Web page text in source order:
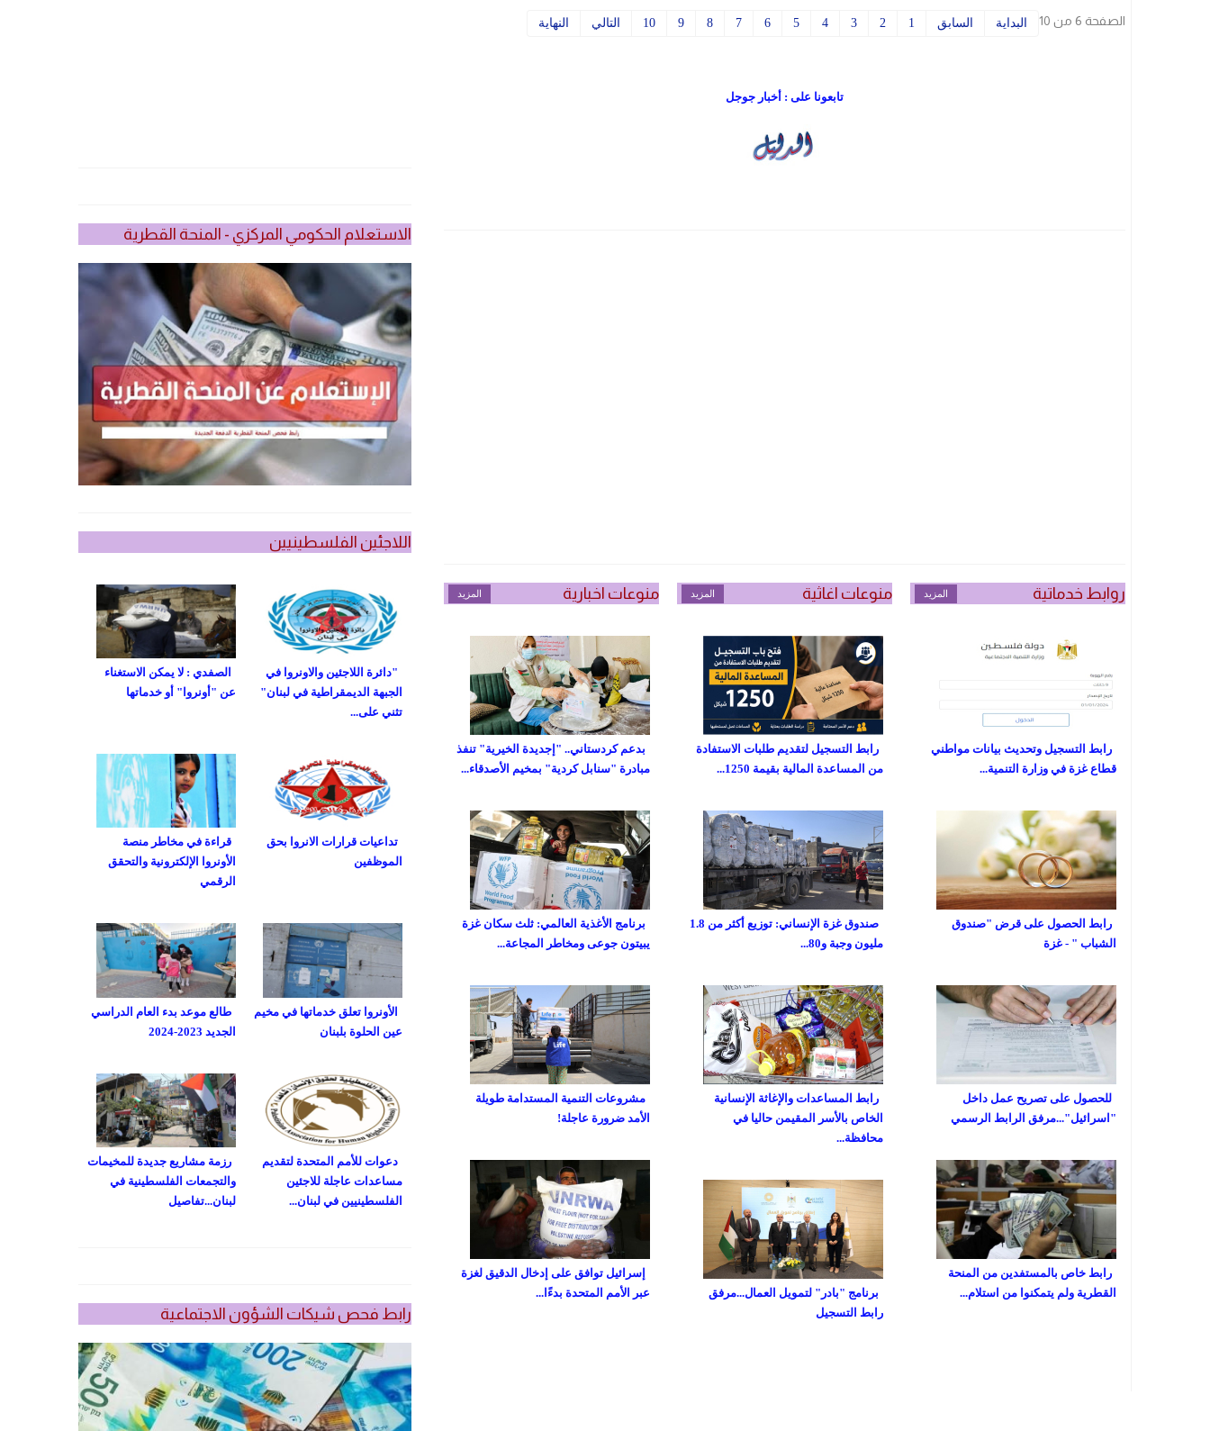
الصفحة 6 من 10 البداية السابق 1
2
3
4
5
6
7
8
9
10 التالي النهاية
تابعونا على : أخبار جوجل
روابط خدماتية المزيد
رابط التسجيل وتحديث بيانات مواطني
قطاع غزة في وزارة التنمية...
رابط الحصول على قرض "صندوق
الشباب " - غزة
للحصول على تصريح عمل داخل
"اسرائيل"...مرفق الرابط الرسمي
رابط خاص بالمستفدين من المنحة
القطرية ولم يتمكنوا من استلام...
منوعات اغاثية المزيد
رابط التسجيل لتقديم طلبات الاستفادة
من المساعدة المالية بقيمة 1250...
صندوق غزة الإنساني: توزيع أكثر من 1.8
مليون وجبة و80...
رابط المساعدات والإغاثة الإنسانية
الخاص بالأسر المقيمن حاليا في
محافظة...
برنامج "بادر" لتمويل العمال...مرفق
رابط التسجيل
منوعات اخبارية المزيد
بدعم كردستاني.. "إجديدة الخيرية" تنفذ
مبادرة "سنابل كردية" بمخيم الأصدقاء...
برنامج الأغذية العالمي: ثلث سكان غزة
يبيتون جوعى ومخاطر المجاعة...
مشروعات التنمية المستدامة طويلة
الأمد ضرورة عاجلة!
إسرائيل توافق على إدخال الدقيق لغزة
عبر الأمم المتحدة بدءًا...
الاستعلام الحكومي المركزي - المنحة القطرية
اللاجئين الفلسطينيين
الصفدي : لا يمكن الاستغناء
عن "أونروا" أو خدماتها
"دائرة اللاجئين والاونروا في
الجبهة الديمقراطية في لبنان"
تثني على...
قراءة في مخاطر منصة
الأونروا الإلكترونية والتحقق
الرقمي
تداعيات قرارات الانروا بحق
الموظفين
طالع موعد بدء العام الدراسي
الجديد 2023-2024
الأونروا تعلق خدماتها في مخيم
عين الحلوة بلبنان
رزمة مشاريع جديدة للمخيمات
والتجمعات الفلسطينية في
لبنان...تفاصيل
دعوات للأمم المتحدة لتقديم
مساعدات عاجلة للاجئين
الفلسطينيين في لبنان...
رابط فحص شيكات الشؤون الاجتماعية